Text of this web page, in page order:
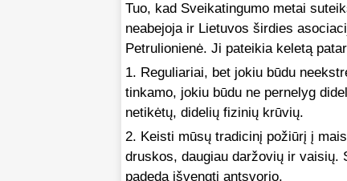
Tuo, kad Sveikatingumo metai
neabejoja ir Lietuvos širdies
Petrulionienė. Ji pateikia keletą
1. Reguliariai, bet jokiu būdu
tinkamo, jokiu būdu ne pernelyg
netikėtų, didelių fizinių krūvių.
2. Keisti mūsų tradicinį požiūrį į
druskos, daugiau daržovių ir
padeda išvengti antsvorio.